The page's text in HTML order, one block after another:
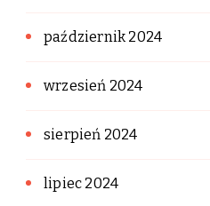
październik 2024
wrzesień 2024
sierpień 2024
lipiec 2024